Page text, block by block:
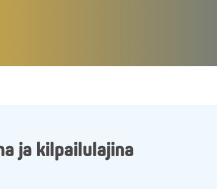
ja kilpailulajina